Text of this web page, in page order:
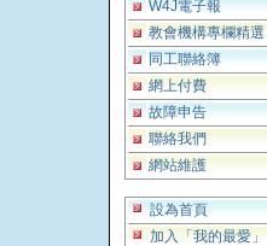
W4J電子報
教會機構專欄精選
同工聯絡簿
網上付費
故障申告
聯絡我們
網站維護
設為首頁
加入「我的最愛」